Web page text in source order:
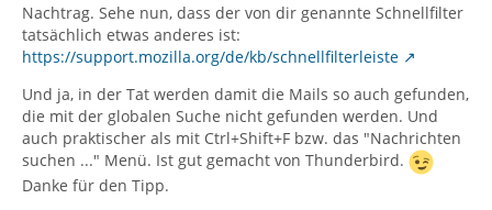
Nachtrag. Sehe nun, dass der von dir genannte Schnellfilter
tatsächlich etwas anderes ist:
https://support.mozilla.org/de/kb/schnellfilterleiste
Und ja, in der Tat werden damit die Mails so auch gefunden,
die mit der globalen Suche nicht gefunden werden. Und
auch praktischer als mit Ctrl+Shift+F bzw. das "Nachrichten
suchen ..." Menü. Ist gut gemacht von Thunderbird.
Danke für den Tipp.